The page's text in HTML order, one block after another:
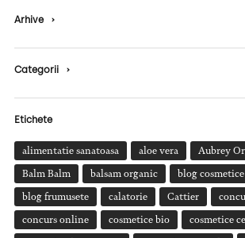
Arhive ›
Categorii ›
Etichete
alimentatie sanatoasa aloe vera Aubrey
Balm Balm balsam organic blog cosmetice
blog frumusete calatorie Cattier
concurs online cosmetice bio cosmetice